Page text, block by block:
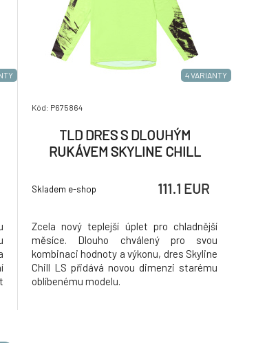
4 VARIANTY
Kód: P675864
TLD DRES S DLOUHÝM
RUKÁVEM SKYLINE CHILL
(35386900)
Skladem e-shop 111.1 EUR
Zcela nový teplejší úplet pro chladnější
měsíce. Dlouho chválený pro svou
kombinaci hodnoty a výkonu, dres Skyline
Chill LS přidává novou dimenzi starému
oblíbenému modelu.